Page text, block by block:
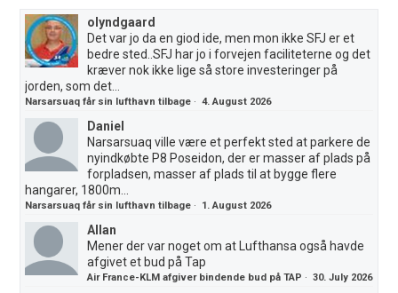
olyndgaard
Det var jo da en giod ide, men mon ikke SFJ er et
bedre sted..SFJ har jo i forvejen faciliteterne og det
kræver nok ikke lige så store investeringer på
jorden, som det...
Narsarsuaq får sin lufthavn tilbage ·4. August 2026
Daniel
Narsarsuaq ville være et perfekt sted at parkere de
nyindkøbte P8 Poseidon, der er masser af plads på
forpladsen, masser af plads til at bygge flere
hangarer, 1800m...
Narsarsuaq får sin lufthavn tilbage · 1. August 2026
Allan
Mener der var noget om at Lufthansa også havde
afgivet et bud på Tap
Air France-KLM afgiver bindende bud på TAP ·30. July 2026